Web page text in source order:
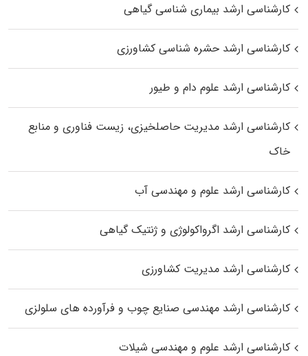
کارشناسی ارشد بیماری‌ شناسی گیاهی
کارشناسی ارشد حشره‌ شناسی کشاورزی
کارشناسی ارشد علوم دام و طیور
کارشناسی ارشد مدیریت حاصلخیزی، زیست فناوری و منابع
خاک
کارشناسی ارشد علوم و مهندسی آب
کارشناسی ارشد اگرواکولوژی و ژنتیک گیاهی
کارشناسی ارشد مدیریت کشاورزی
کارشناسی ارشد مهندسی صنایع چوب و فرآورده‌ های سلولزی
کارشناسی ارشد علوم و مهندسی شیلات